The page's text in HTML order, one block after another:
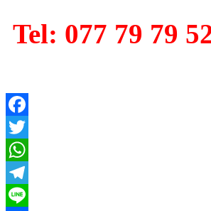
Tel: 077 79 79
Facebook
Twitter
WhatsApp
Telegram